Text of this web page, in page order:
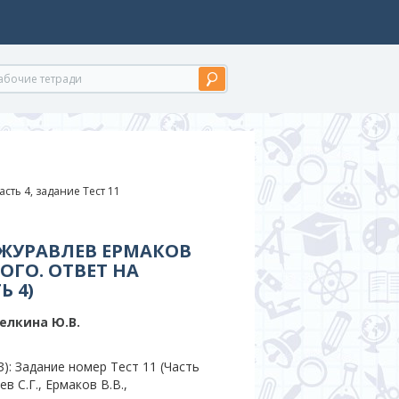
4, задание Тест 11
ЕРМАКОВ
ОТВЕТ НА
4)
Ю.В.
Задание номер Тест 11 (Часть
С.Г., Ермаков В.В.,